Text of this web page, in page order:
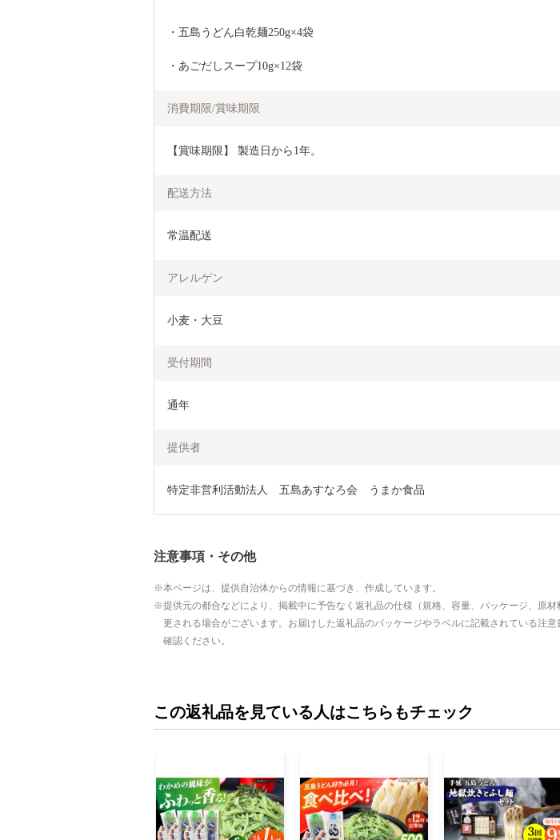
・五島うどん白乾麺250g×4袋
・あごだしスープ10g×12袋
消費期限/賞味期限
【賞味期限】 製造日から1年。
配送方法
常温配送
アレルゲン
小麦・大豆
受付期間
通年
提供者
特定非営利活動法人　五島あすなろ会　うまか食品
注意事項・その他
本ページは、提供自治体からの情報に基づき、作成しています。
提供元の都合などにより、掲載中に予告なく返礼品の仕様（規格、容量、パッケージ、原材
更される場合がございます。お届けした返礼品のパッケージやラベルに記載されている注意
確認ください。
この返礼品を見ている人はこちらもチェック